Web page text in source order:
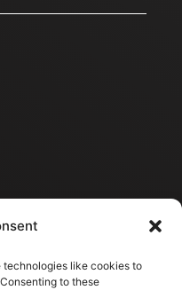
technologies like cookies to
to these
mit dem Namen „E.
COMPANY S.A.“ – Gesetz